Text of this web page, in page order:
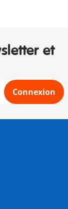
et
Connexion